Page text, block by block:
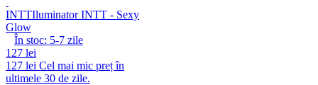
INTTIluminator INTT - Sexy
Glow
În stoc: 5-7 zile
127 lei
127 lei Cel mai mic preț în
ultimele 30 de zile.